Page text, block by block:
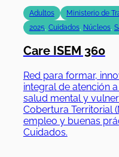
Adultos
Ministerio de
2025, Cuidados, Núcleos,
Care ISEM 360
Red para formar,
integral de atención
salud mental y
Cobertura Territorial
empleo y buenas
Cuidados.